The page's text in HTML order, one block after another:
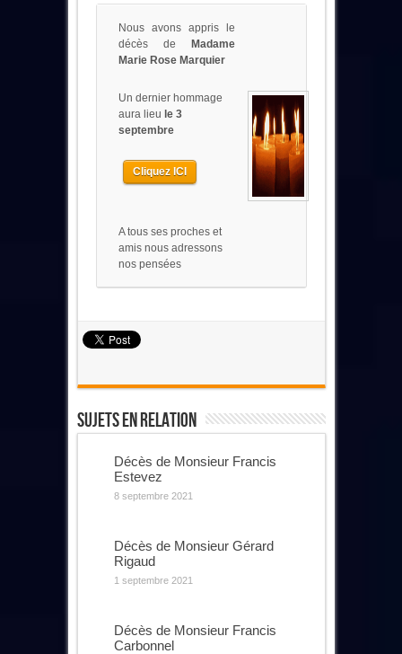
Nous avons appris le
décès de Madame
Marie Rose Marquier
Un dernier hommage
aura lieu le 3
septembre
Cliquez ICI
A tous ses proches et
amis nous adressons
nos pensées
Sujets En Relation
Décès de Monsieur Francis
Estevez
8 septembre 2021
Décès de Monsieur Gérard
Rigaud
1 septembre 2021
Décès de Monsieur Francis
Carbonnel